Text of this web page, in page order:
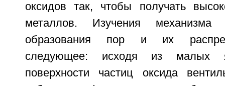
оксидов так, чтобы получать
металлов. Изучения механизма
образования пор и их
следующее: исходя из малых
поверхности частиц оксида